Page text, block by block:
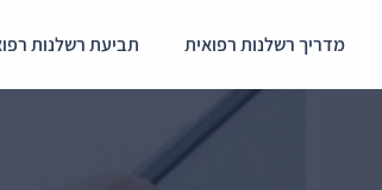
מדריך רשלנות רפואית תביעת רשלנות